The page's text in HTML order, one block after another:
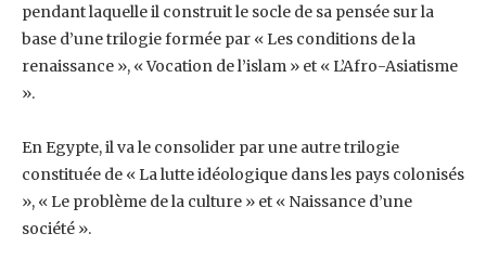
pendant laquelle il construit le socle de sa ‎pensée sur la
base d’une trilogie formée par « Les conditions de la
renaissance », « Vocation de ‎l’islam » et « L’Afro-Asiatisme
».
En Egypte, il va le consolider par une autre trilogie
constituée de « La lutte idéologique dans les ‎pays colonisés
», « Le problème de la culture » et « Naissance d’une
société ».